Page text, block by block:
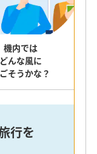
機内では
どんな風に
そうかな？
行を